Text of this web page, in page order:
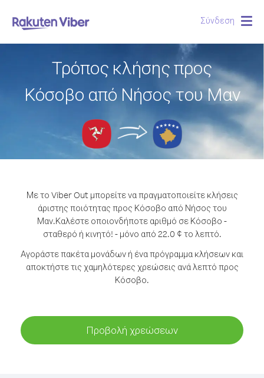
Σύνδεση
Τρόπος κλήσης προς
Κόσοβο από Νήσος του Μαν
Με το Viber Out μπορείτε να πραγματοποιείτε κλήσεις
άριστης ποιότητας προς Κόσοβο από Νήσος του
Μαν.Καλέστε οποιονδήποτε αριθμό σε Κόσοβο -
σταθερό ή κινητό! - μόνο από 22.0 ¢ το λεπτό.
Αγοράστε πακέτα μονάδων ή ένα πρόγραμμα κλήσεων και
αποκτήστε τις χαμηλότερες χρεώσεις ανά λεπτό προς
Κόσοβο.
Προβολή χρεώσεων